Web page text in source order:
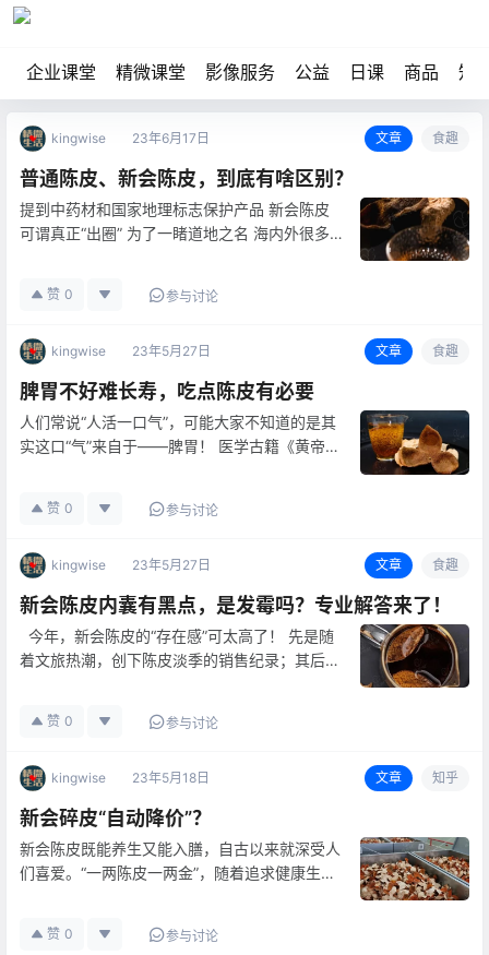
企业课堂 精微课堂 影像服务 公益 日课 商品 知
kingwise 23年6月17日 文章 食趣
普通陈皮、新会陈皮，到底有啥区别？
提到中药材和国家地理标志保护产品 新会陈皮
可谓真正“出圈” 为了一睹道地之名 海内外很多
皮、新会陈皮 三者是不同的概念 新会陈皮被誉
赞 0 参与讨论
kingwise 23年5月27日 文章 食趣
脾胃不好难长寿，吃点陈皮有必要
人们常说“人活一口气”，可能大家不知道的是其
实这口“气”来自于——脾胃！ 医学古籍《黄帝内
点，就是只要脾胃好，还有胃口，能吃下去东
赞 0 参与讨论
kingwise 23年5月27日 文章 食趣
新会陈皮内囊有黑点，是发霉吗？专业解答来了！
今年，新会陈皮的“存在感”可太高了！ 先是随
着文旅热潮，创下陈皮淡季的销售纪录；其后出
多人对新会陈皮产生兴趣。最近，就有不少初次
赞 0 参与讨论
kingwise 23年5月18日 文章 知乎
新会碎皮“自动降价”？
新会陈皮既能养生又能入膳，自古以来就深受人
们喜爱。“一两陈皮一两金”，随着追求健康生活
的朋友来说，要辨别真实性真的太难了！哪怕他
赞 0 参与讨论